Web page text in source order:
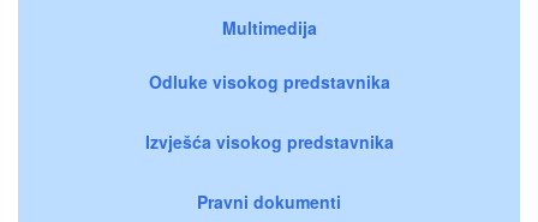
Multimedija
Odluke visokog predstavnika
Izvješća visokog predstavnika
Pravni dokumenti